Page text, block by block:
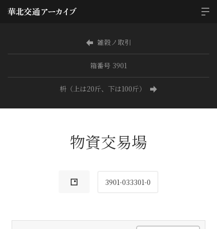
雑穀ノ取引
箱番号 3901
枡（上は20斤、下は100斤）
物資交易場
3901-033301-0